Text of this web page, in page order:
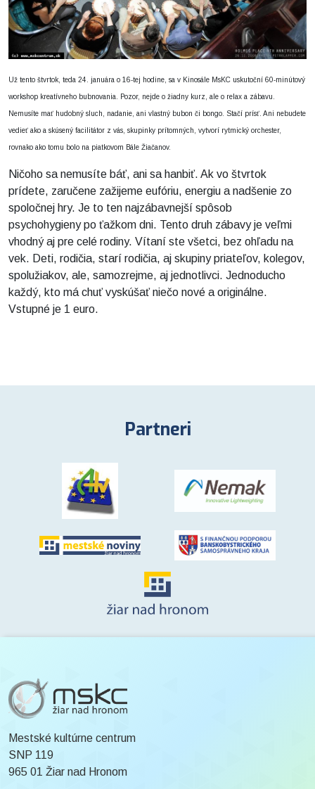
Už tento štvrtok, teda 24. januára o 16-tej hodine, sa v Kinosále MsKC uskutoční 60-minútový
workshop kreatívneho bubnovania. Pozor, nejde o žiadny kurz, ale o relax a zábavu.
Nemusíte mať hudobný sluch, nadanie, ani vlastný bubon či bongo. Stačí prísť. Ani nebudete
vedieť ako a skúsený facilitátor z vás, skupinky prítomných, vytvorí rytmický orchester,
rovnako ako tomu bolo na piatkovom Bále Žiačanov.
Ničoho sa nemusíte báť, ani sa hanbiť. Ak vo štvrtok
prídete, zaručene zažijeme eufóriu, energiu a nadšenie zo
spoločnej hry. Je to ten najzábavnejší spôsob
psychohygieny po ťažkom dni. Tento druh zábavy je veľmi
vhodný aj pre celé rodiny. Vítaní ste všetci, bez ohľadu na
vek. Deti, rodičia, starí rodičia, aj skupiny priateľov, kolegov,
spolužiakov, ale, samozrejme, aj jednotlivci. Jednoducho
každý, kto má chuť vyskúšať niečo nové a originálne.
Vstupné je 1 euro.
Partneri
Mestské kultúrne centrum
SNP 119
965 01 Žiar nad Hronom